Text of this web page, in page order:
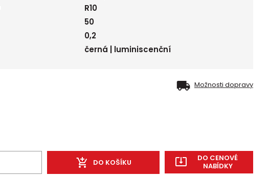
R10
50
0,2
černá | luminiscenční
Možnosti dopravy
DO KOŠÍKU
DO CENOVÉ
NABÍDKY